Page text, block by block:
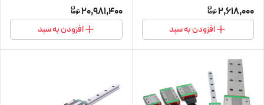
2,618,000
افزودن به سبد
20,981,400
افزودن به سبد